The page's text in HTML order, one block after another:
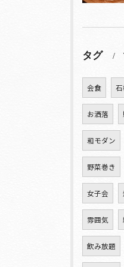
タグ
会食 石
お洒落
和モダン
野菜巻き
女子会
雰囲気
飲み放題